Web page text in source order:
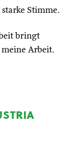
Stimme.
bringt
Arbeit.